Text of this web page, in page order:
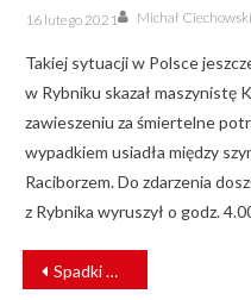
Posted
on
16 lutego 2021 Author
Michał Ciechowski
Takiej sytuacji w Polsce
w Rybniku skazał maszynistę
zawieszeniu za śmiertelne
wypadkiem usiadła między
Raciborzem. Do zdarzenia
z Rybnika wyruszył o godz.
NAWIGACJA
WPISU
Spadki w przewozach towarowych w Polsce i Europie